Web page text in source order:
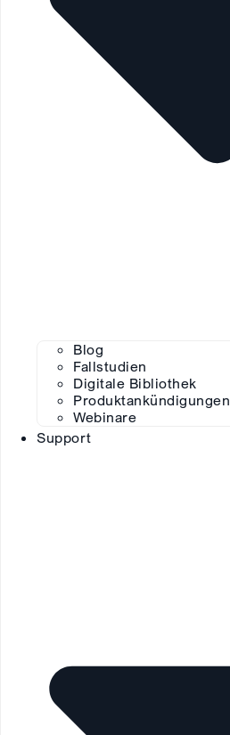
Blog
Fallstudien
Digitale Bibliothek
Produktankündigungen
Webinare
Support